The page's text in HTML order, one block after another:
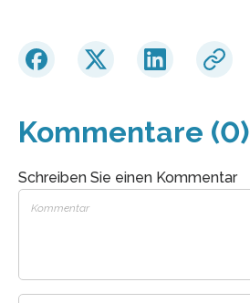
Kommentare (0)
Schreiben Sie einen Kommentar